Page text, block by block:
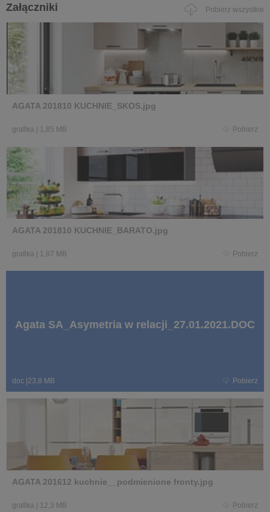
Załączniki Pobierz wszystkie
AGATA 201810 KUCHNIE_SKOS.jpg
grafika | 1,85 MB Pobierz
AGATA 201810 KUCHNIE_BARATO.jpg
grafika | 1,87 MB Pobierz
Agata SA_Asymetria w relacji_27.01.2021.DOC
doc |23,8 MB Pobierz
AGATA 201612 kuchnie__podmienione fronty.jpg
grafika | 12,3 MB Pobierz